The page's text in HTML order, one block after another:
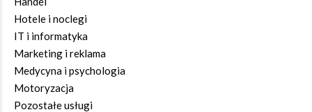
Hotele i noclegi
IT i informatyka
Marketing i reklama
Medycyna i psychologia
Motoryzacja
Pozostałe usługi